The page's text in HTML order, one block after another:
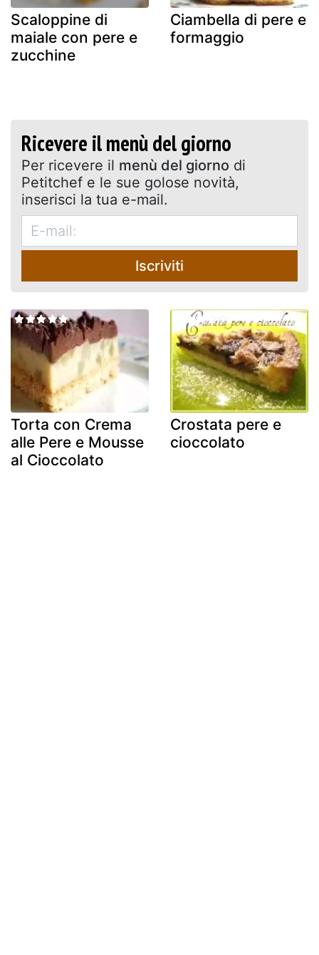
Scaloppine di
maiale con pere e
zucchine
Ciambella di pere e
formaggio
Ricevere il menù del giorno
Per ricevere il menù del giorno di
Petitchef e le sue golose novità,
inserisci la tua e-mail.
Iscriviti
Torta con Crema
alle Pere e Mousse
al Cioccolato
Crostata pere e
cioccolato